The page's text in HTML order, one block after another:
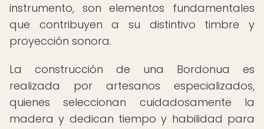
instrumento, son elementos fundamentales
que contribuyen a su distintivo timbre y
proyección sonora.
La construcción de una Bordonua es
realizada por artesanos especializados,
quienes seleccionan cuidadosamente la
madera y dedican tiempo y habilidad para